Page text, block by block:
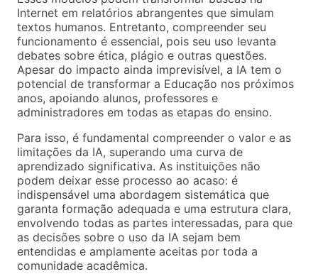
Internet em relatórios abrangentes que simulam
textos humanos. Entretanto, compreender seu
funcionamento é essencial, pois seu uso levanta
debates sobre ética, plágio e outras questões.
Apesar do impacto ainda imprevisível, a IA tem o
potencial de transformar a Educação nos próximos
anos, apoiando alunos, professores e
administradores em todas as etapas do ensino.
Para isso, é fundamental compreender o valor e as
limitações da IA, superando uma curva de
aprendizado significativa. As instituições não
podem deixar esse processo ao acaso: é
indispensável uma abordagem sistemática que
garanta formação adequada e uma estrutura clara,
envolvendo todas as partes interessadas, para que
as decisões sobre o uso da IA sejam bem
entendidas e amplamente aceitas por toda a
comunidade acadêmica.